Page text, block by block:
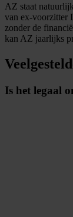
AZ staat
van ex-voorzitter
zonder de
kan AZ jaarlijks
Is het legaal